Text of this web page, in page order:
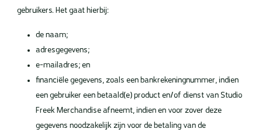
gebruikers. Het gaat hierbij:
de naam;
adresgegevens;
e-mailadres; en
financiële gegevens, zoals een bankrekeningnummer, indien
een gebruiker een betaald(e) product en/of dienst van Studio
Freek Merchandise afneemt, indien en voor zover deze
gegevens noodzakelijk zijn voor de betaling van de